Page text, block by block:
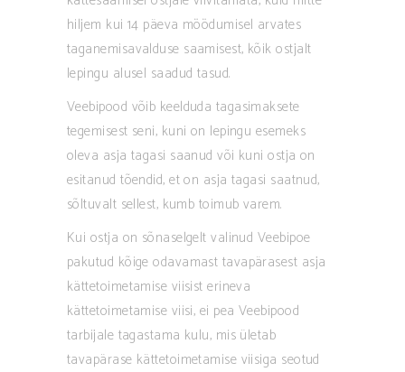
hiljem kui 14 päeva möödumisel arvates
taganemisavalduse saamisest, kõik ostjalt
lepingu alusel saadud tasud.
Veebipood võib keelduda tagasimaksete
tegemisest seni, kuni on lepingu esemeks
oleva asja tagasi saanud või kuni ostja on
esitanud tõendid, et on asja tagasi saatnud,
sõltuvalt sellest, kumb toimub varem.
Kui ostja on sõnaselgelt valinud Veebipoe
pakutud kõige odavamast tavapärasest asja
kättetoimetamise viisist erineva
kättetoimetamise viisi, ei pea Veebipood
tarbijale tagastama kulu, mis ületab
tavapärase kättetoimetamise viisiga seotud